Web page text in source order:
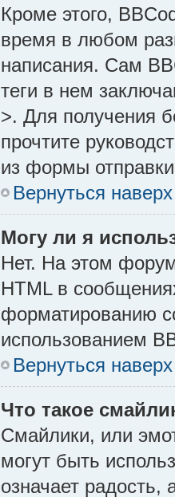
Кроме этого,
время в любом
написания. Сам
теги в нем
>. Для получения
прочтите
из формы
Вернуться наверх
Могу ли я
Нет. На этом
HTML в
форматированию
использованием
Вернуться наверх
Что такое
Смайлики, или
могут быть
означает радость,